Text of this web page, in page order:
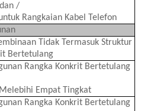
/
Rangkaian Kabel Telefon
Tidak Termasuk Struktur
Bertetulang
Rangka Konkrit Bertetulang
Melebihi Empat Tingkat
Rangka Konkrit Bertetulang